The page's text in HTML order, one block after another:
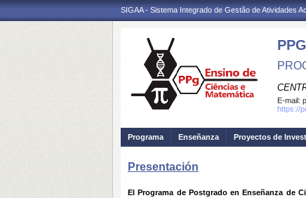
SIGAA - Sistema Integrado de Gestão de Atividades
E-mail:
https://
Programa Enseñanza Proyectos de
Presentación
El Programa de Postgrado en Enseñanza de